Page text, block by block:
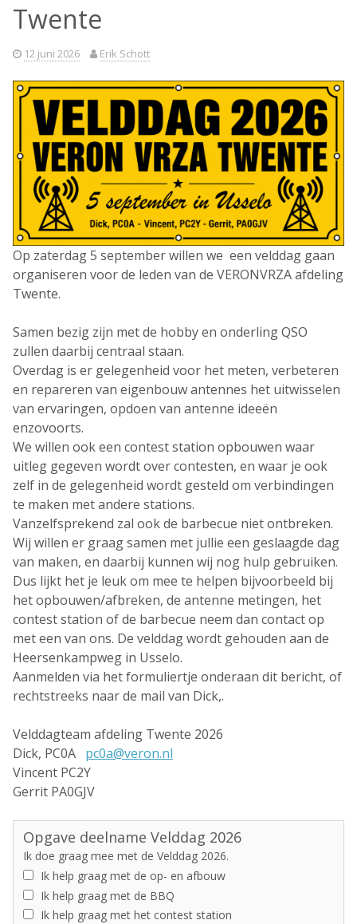
Twente
12 juni 2026 Erik Schott
Op zaterdag 5 september willen we een velddag gaan
organiseren voor de leden van de VERONVRZA afdeling
Twente.
Samen bezig zijn met de hobby en onderling QSO
zullen daarbij centraal staan.
Overdag is er gelegenheid voor het meten, verbeteren
en repareren van eigenbouw antennes het uitwisselen
van ervaringen, opdoen van antenne ideeën
enzovoorts.
We willen ook een contest station opbouwen waar
uitleg gegeven wordt over contesten, en waar je ook
zelf in de gelegenheid wordt gesteld om verbindingen
te maken met andere stations.
Vanzelfsprekend zal ook de barbecue niet ontbreken.
Wij willen er graag samen met jullie een geslaagde dag
van maken, en daarbij kunnen wij nog hulp gebruiken.
Dus lijkt het je leuk om mee te helpen bijvoorbeeld bij
het opbouwen/afbreken, de antenne metingen, het
contest station of de barbecue neem dan contact op
met een van ons. De velddag wordt gehouden aan de
Heersenkampweg in Usselo.
Aanmelden via het formuliertje onderaan dit bericht, of
rechtstreeks naar de mail van Dick,.
Velddagteam afdeling Twente 2026
Dick, PC0A pc0a@veron.nl
Vincent PC2Y
Gerrit PA0GJV
Opgave deelname Velddag 2026
Ik doe graag mee met de Velddag 2026.
Ik help graag met de op- en afbouw
Ik help graag met de BBQ
Ik help graag met het contest station